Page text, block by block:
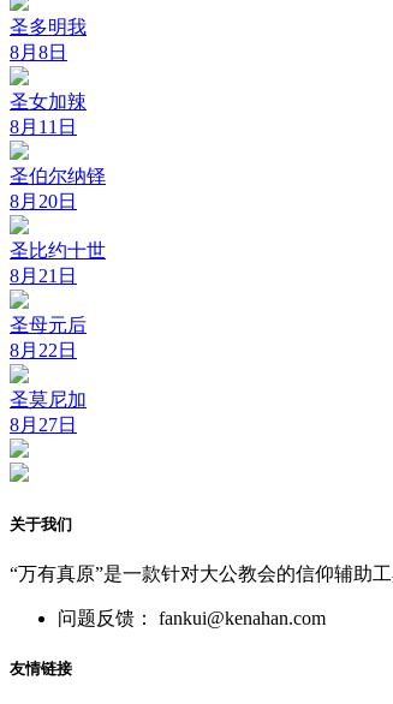
圣多明我
8月8日
圣女加辣
8月11日
圣伯尔纳铎
8月20日
圣比约十世
8月21日
圣母元后
8月22日
圣莫尼加
8月27日
关于我们
“万有真原”是一款针对大公教会的信仰辅助
问题反馈： fankui@kenahan.com
友情链接